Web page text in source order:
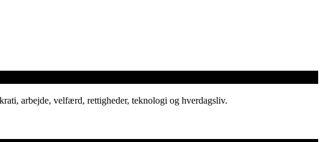
arbejde, velfærd, rettigheder, teknologi og hverdagsliv.